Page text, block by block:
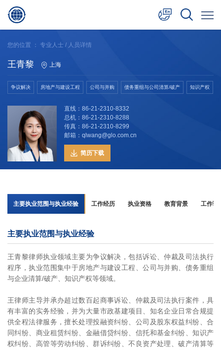
日本語
您的位置 ： 专业人士 / 人员详情
王青黎 上海
争议解决 房地产与建设工程 公司与并购 债务重组与公司清算/破产 知识产权
直线：86-21-2310-8332
总机：86-21-2310-8288
传真：86-21-2310-8299
邮箱：qlwang@glo.com.cn
简历下载
主要执业范围与执业经验 工作经历 执业资格 教育背景 工作语
主要执业范围与执业经验
王青黎律师执业领域主要为争议解决，包括诉讼、仲裁及司法执行
程序，执业范围集中于房地产与建设工程、公司与并购、债务重组
与企业清算/破产、知识产权等领域。
王律师主导并承办超过数百起商事诉讼、仲裁及司法执行案件，具
有丰富的实务经验，并为大量市政基建项目、知名企业日常合规提
供全程法律服务，擅长处理投融资纠纷、公司及股东权益纠纷、合
同纠纷、商业租赁纠纷、金融借贷纠纷、信托和基金纠纷、知识产
权纠纷、高管等劳动纠纷、群诉纠纷、不良资产处理、破产清算等